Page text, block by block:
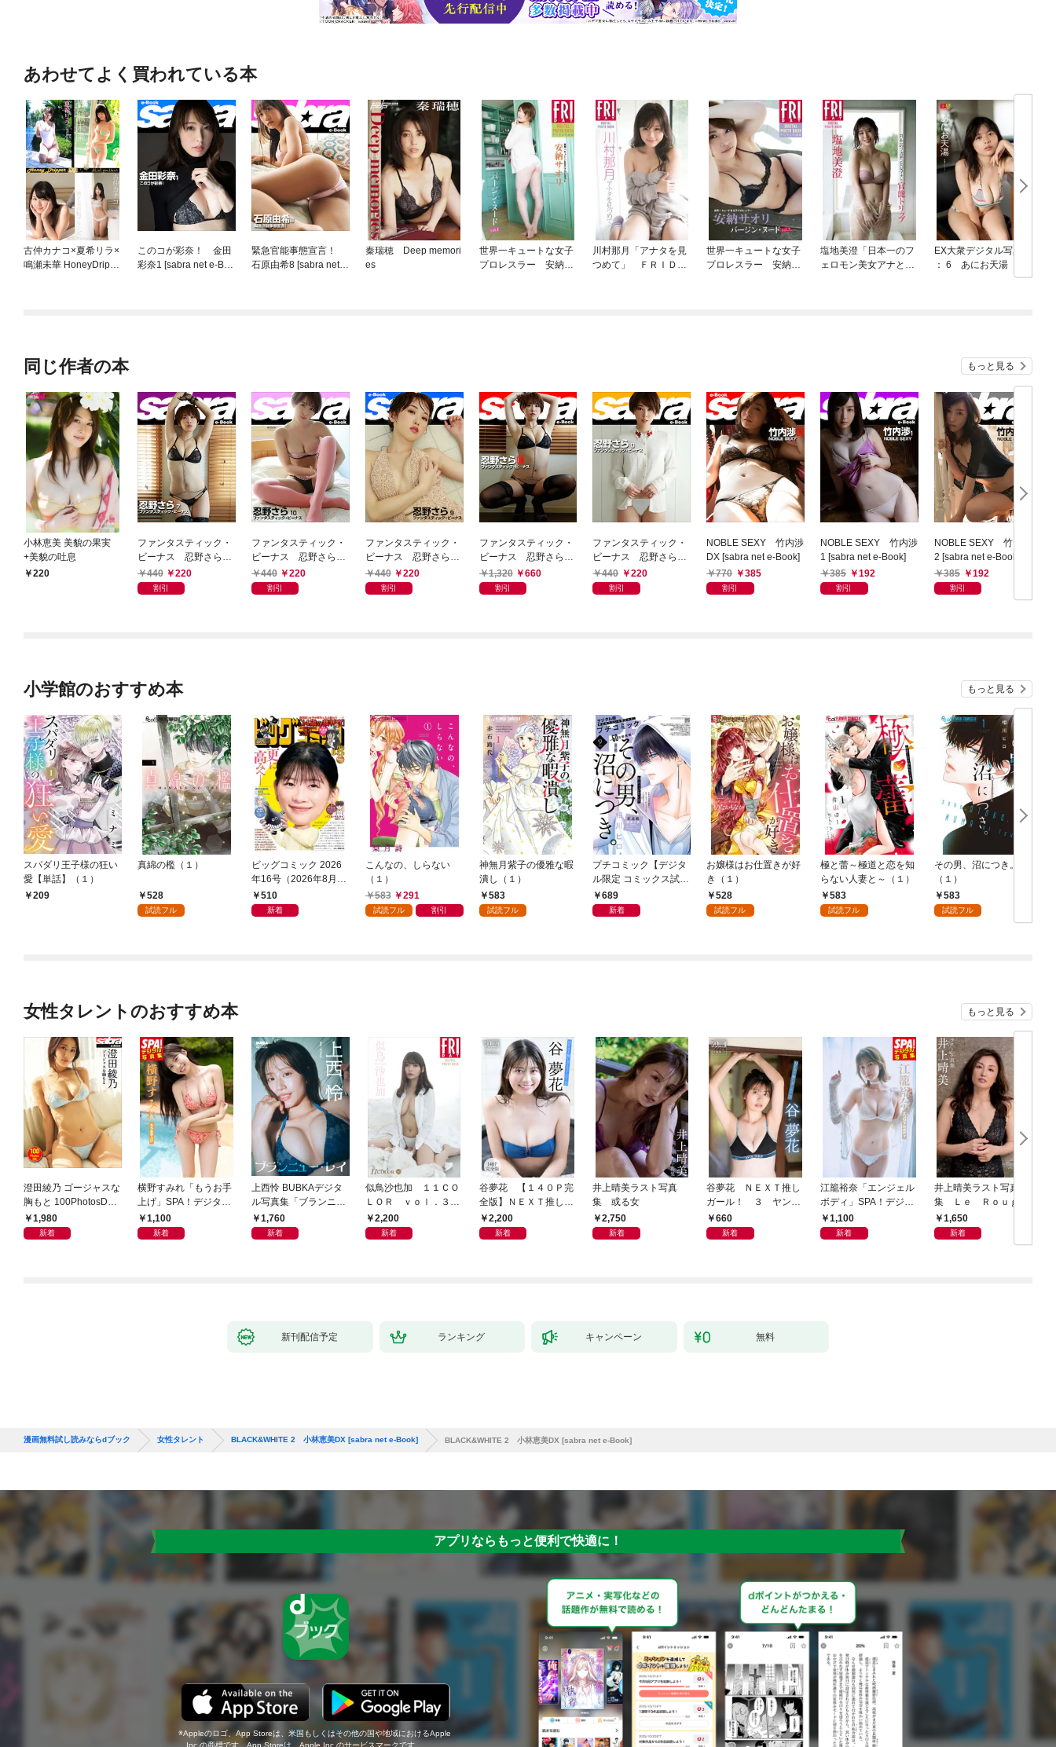
あわせてよく買われている本
古仲カナコ×夏希リラ×
鳴瀬未華 HoneyDrippe
このコが彩奈！ 金田
彩奈1 [sabra net e-Boo
緊急官能事態宣言！
石原由希8 [sabra net e
秦瑞穂 Deep memori
es
世界一キュートな女子
プロレスラー 安納サ
川村那月「アナタを見
つめて」 ＦＲＩＤＡ
世界一キュートな女子
プロレスラー 安納サ
塩地美澄「日本一のフ
ェロモン美女アナと官
EX大衆デジタル写真集
： 6 あにお天湯「ア
同じ作者の本 もっと見る
小林恵美 美貌の果実
+美貌の吐息
220
ファンタスティック・
ビーナス 忍野さら7
[sabra net e-Book]
440 220
割引
ファンタスティック・
ビーナス 忍野さら10
[sabra net e-Book]
440 220
割引
ファンタスティック・
ビーナス 忍野さら9
[sabra net e-Book]
440 220
割引
ファンタスティック・
ビーナス 忍野さらC
OVER DX [sabra net e
-Book]
1,320 660
割引
ファンタスティック・
ビーナス 忍野さら8
[sabra net e-Book]
440 220
割引
NOBLE SEXY 竹内渉
DX [sabra net e-Book]
770
385
割引
NOBLE SEXY 竹内渉
1 [sabra net e-Book]
385
192
割引
NOBLE SEXY 竹内渉
2 [sabra net e-Book]
385
192
割引
小学館のおすすめ本 もっと見る
スパダリ王子様の狂い
愛【単話】（１）
209
真綿の檻（１）
528
試読フル
ビッグコミック 2026
年16号（2026年8月7
日発売）
510
新着
こんなの、しらない
（１）
583
291
試読フル 割引
神無月紫子の優雅な暇
潰し（１）
583
試読フル
プチコミック【デジタ
ル限定 コミックス試し
読み特典付き】 2026
年9月号（2026年8月7
689
新着
お嬢様はお仕置きが好
き（１）
528
試読フル
極と蕾～極道と恋を知
らない人妻と～（１）
583
試読フル
その男、沼につき。
（１）
583
試読フル
女性タレントのおすすめ本 もっと見る
澄田綾乃 ゴージャスな
胸もと 100PhotosDX[s
abra net e-Book]
1,980
新着
横野すみれ「もうお手
上げ」SPA！デジタル
写真集
1,100
新着
上西怜 BUBKAデジタ
ル写真集「ブランニュ
ー・レイ」
1,760
新着
似鳥沙也加 １１ＣＯ
ＬＯＲ ｖｏｌ．３
ＦＲＩＤＡＹデジタル
写真集
2,200
新着
谷夢花 【１４０Ｐ完
全版】ＮＥＸＴ推しガ
ール！ １～４ ヤン
マガデジタル写真集
2,200
新着
井上晴美ラスト写真
集 或る女
2,750
新着
谷夢花 ＮＥＸＴ推し
ガール！ ３ ヤンマ
ガデジタル写真集
660
新着
江籠裕奈「エンジェル
ボディ」SPA！デジタ
ル写真集
1,100
新着
井上晴美ラスト写真
集 Ｌｅ Ｒｏｕｇ
ｅ ｅｔ ｌｅ Ｎｏ
ｉｒ
1,650
新着
新刊配信予定 ランキング キャンペーン 無料
漫画無料試し読みならdブック 女性タレント BLACK&WHITE 2 小林恵美DX [sabra net e-Book] BLACK&WHITE 2 小林恵美DX [sabra net e-Book]
アプリならもっと便利で快適に！
Appleのロゴ、App Storeは、米国もしくはその他の国や地域におけるApple
Inc.の商標です。App Storeは、Apple Inc.のサービスマークです。